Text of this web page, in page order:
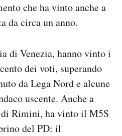
che ha vinto anche a
da circa un anno.
di Venezia, hanno vinto i
dei voti, superando
da Lega Nord e alcune
uscente. Anche a
Rimini, ha vinto il M5S
del PD: il